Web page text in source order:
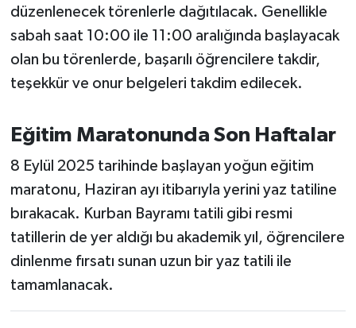
düzenlenecek törenlerle dağıtılacak. Genellikle
sabah saat 10:00 ile 11:00 aralığında başlayacak
olan bu törenlerde, başarılı öğrencilere takdir,
teşekkür ve onur belgeleri takdim edilecek.
Eğitim Maratonunda Son Haftalar
8 Eylül 2025 tarihinde başlayan yoğun eğitim
maratonu, Haziran ayı itibarıyla yerini yaz tatiline
bırakacak. Kurban Bayramı tatili gibi resmi
tatillerin de yer aldığı bu akademik yıl, öğrencilere
dinlenme fırsatı sunan uzun bir yaz tatili ile
tamamlanacak.
Susurluk
TÜRKİYE
VİZYONDAKİLER
YAŞAM